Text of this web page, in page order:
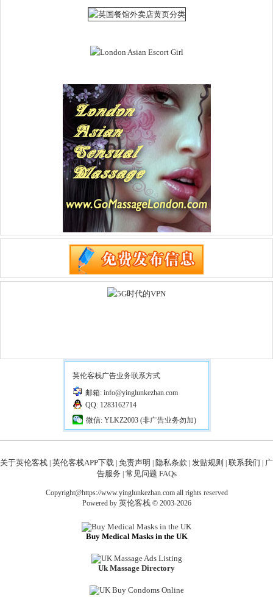
英伦客栈广告业务联系方式
邮箱: info@yinglunkezhan.com
QQ: 1283162714
微信: YLKZ2003 (非广告业务勿加)
关于英伦客栈 英伦客栈APP下载 免责声明 隐私条款 发贴规则 联系我们
广
告服务 常见问题 FAQs
Copyright@https://www.yinglunkezhan.com all rights reserved
Powered by 英伦客栈 © 2003-2026
Buy Medical Masks in the UK
Uk Massage Directory